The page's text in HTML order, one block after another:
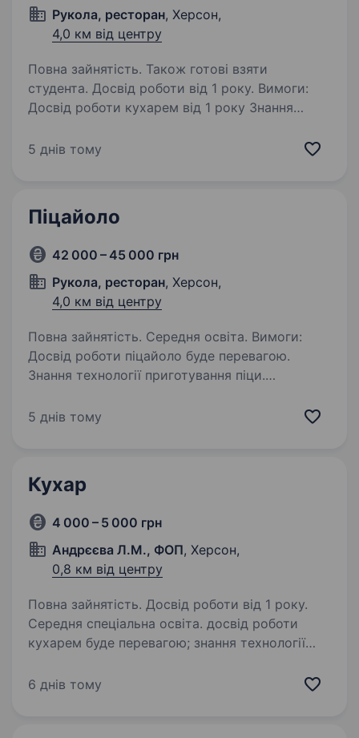
Рукола, ресторан, Херсон,
4,0 км від центру
Повна зайнятість. Також готові взяти
студента. Досвід роботи від 1 року. Вимоги:
Досвід роботи кухарем від 1 року Знання
працювати в команді та швидко адаптуватися
5 днів тому
Піцайоло
42 000 – 45 000 грн
Рукола, ресторан, Херсон,
4,0 км від центру
Повна зайнятість. Середня освіта. Вимоги:
Досвід роботи піцайоло буде перевагою.
Знання технології приготування піци.
до деталей. Вміння працювати в команді.
5 днів тому
Кухар
4 000 – 5 000 грн
Андрєєва Л.М., ФОП, Херсон,
0,8 км від центру
Повна зайнятість. Досвід роботи від 1 року.
Середня спеціальна освіта. досвід роботи
кухарем буде перевагою; знання технології
відповідальність, охайність та уважність;
6 днів тому